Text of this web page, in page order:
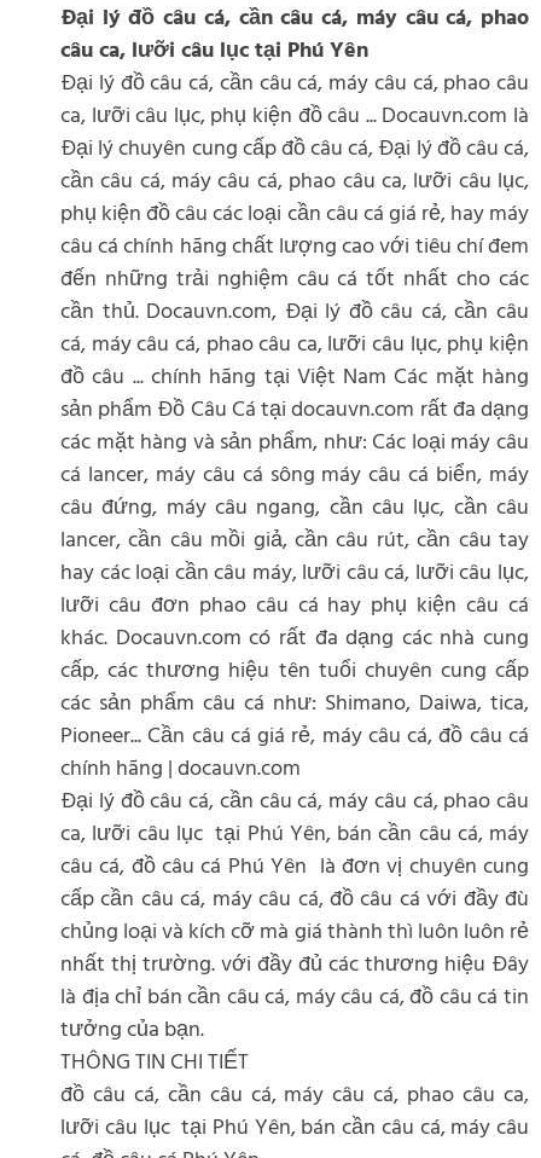
Đại lý đồ câu cá, cần câu cá, máy câu cá, phao
câu ca, lưỡi câu lục tại Phú Yên
Đại lý đồ câu cá, cần câu cá, máy câu cá, phao câu
ca, lưỡi câu lục, phụ kiện đồ câu ... Docauvn.com là
Đại lý chuyên cung cấp đồ câu cá, Đại lý đồ câu cá,
cần câu cá, máy câu cá, phao câu ca, lưỡi câu lục,
phụ kiện đồ câu các loại cần câu cá giá rẻ, hay máy
câu cá chính hãng chất lượng cao với tiêu chí đem
đến những trải nghiệm câu cá tốt nhất cho các
cần thủ. Docauvn.com, Đại lý đồ câu cá, cần câu
cá, máy câu cá, phao câu ca, lưỡi câu lục, phụ kiện
đồ câu ... chính hãng tại Việt Nam Các mặt hàng
sản phẩm Đồ Câu Cá tại docauvn.com rất đa dạng
các mặt hàng và sản phẩm, như: Các loại máy câu
cá lancer, máy câu cá sông máy câu cá biển, máy
câu đứng, máy câu ngang, cần câu lục, cần câu
lancer, cần câu mồi giả, cần câu rút, cần câu tay
hay các loại cần câu máy, lưỡi câu cá, lưỡi câu lục,
lưỡi câu đơn phao câu cá hay phụ kiện câu cá
khác. Docauvn.com có rất đa dạng các nhà cung
cấp, các thương hiệu tên tuổi chuyên cung cấp
các sản phẩm câu cá như: Shimano, Daiwa, tica,
Pioneer... Cần câu cá giá rẻ, máy câu cá, đồ câu cá
chính hãng | docauvn.com
Đại lý đồ câu cá, cần câu cá, máy câu cá, phao câu
ca, lưỡi câu lục tại Phú Yên, bán cần câu cá, máy
câu cá, đồ câu cá Phú Yên là đơn vị chuyên cung
cấp cần câu cá, máy câu cá, đồ câu cá với đầy đù
chủng loại và kích cỡ mà giá thành thì luôn luôn rẻ
nhất thị trường. với đầy đủ các thương hiệu Đây
là địa chỉ bán cần câu cá, máy câu cá, đồ câu cá tin
tưởng của bạn.
THÔNG TIN CHI TIẾT
đồ câu cá, cần câu cá, máy câu cá, phao câu ca,
lưỡi câu lục tại Phú Yên, bán cần câu cá, máy câu